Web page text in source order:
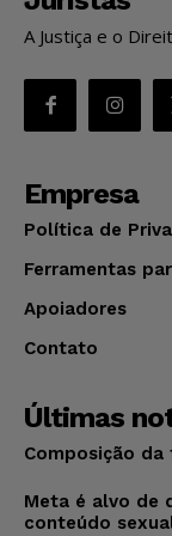
A Justiça e o
Empresa
Política de
Ferramentas
Apoiadores
Contato
Últimas
Composição
Meta é alvo de
conteúdo